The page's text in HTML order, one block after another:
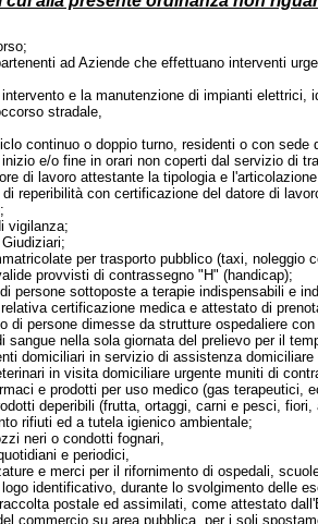
ad Aziende che effettuano interventi
e la manutenzione di impianti
stradale,
continuo o doppio turno, residenti o con
e/o fine in orari non coperti dal servizio di
di lavoro attestante la tipologia e
reperibilità con certificazione del datore di
vigilanza;
per trasporto pubblico (taxi,
provvisti di contrassegno "H" (handicap);
persone sottoposte a terapie indispensabili e
certificazione medica e attestato di
di persone dimesse da strutture ospedaliere
nella sola giornata del prelievo per il
domiciliari in servizio di assistenza
in visita domiciliare urgente muniti di
e prodotti per uso medico (gas terapeutici,
deperibili (frutta, ortaggi, carni e pesci,
rifiuti ed a tutela igienico ambientale;
neri o condotti fognari,
e periodici,
e merci per il rifornimento di ospedali,
identificativo, durante lo svolgimento delle
postale ed assimilati, come attestato
commercio su area pubblica, per i soli